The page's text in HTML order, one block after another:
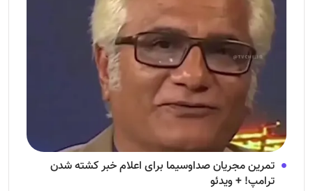
تمرین مجریان صداوسیما برای اعلام خبر کشته شدن
ترامپ! + ویدئو